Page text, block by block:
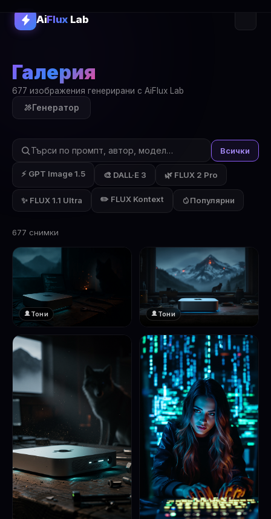
AiFluxLab
Галерия
677 изображения генерирани с AiFlux Lab
Генератор
Всички
⚡ GPT Image 1.5 🎨 DALL·E 3 🌿 FLUX 2 Pro
✨ FLUX 1.1 Ultra ✏️ FLUX Kontext Популярни
677 снимки
Тони Тони